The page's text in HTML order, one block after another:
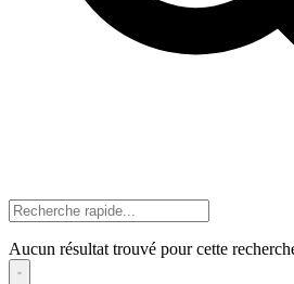
Aucun résultat trouvé pour cette